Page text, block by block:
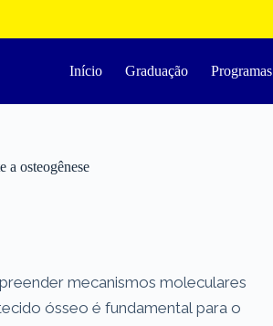
Início Graduação Programas
a osteogênese
mecanismos moleculares
ósseo é fundamental para o